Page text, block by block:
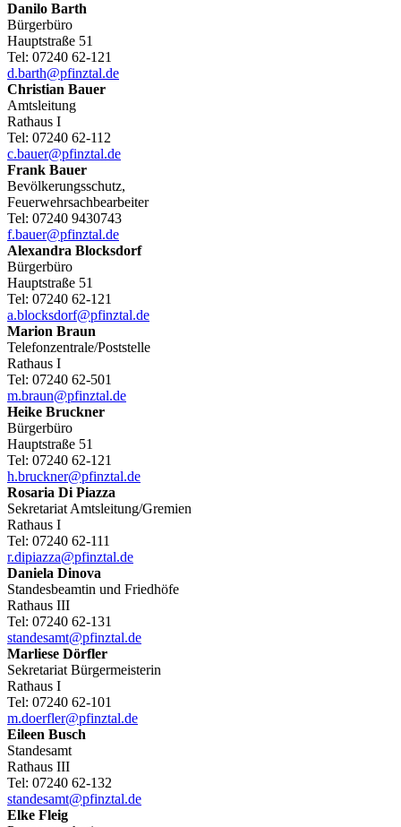
Danilo Barth
Bürgerbüro
Hauptstraße 51
Tel: 07240 62-121
d.barth@pfinztal.de
Christian Bauer
Amtsleitung
Rathaus I
Tel: 07240 62-112
c.bauer@pfinztal.de
Frank Bauer
Bevölkerungsschutz,
Feuerwehrsachbearbeiter
Tel: 07240 9430743
f.bauer@pfinztal.de
Alexandra Blocksdorf
Bürgerbüro
Hauptstraße 51
Tel: 07240 62-121
a.blocksdorf@pfinztal.de
Marion Braun
Telefonzentrale/Poststelle
Rathaus I
Tel: 07240 62-501
m.braun@pfinztal.de
Heike Bruckner
Bürgerbüro
Hauptstraße 51
Tel: 07240 62-121
h.bruckner@pfinztal.de
Rosaria Di Piazza
Sekretariat Amtsleitung/Gremien
Rathaus I
Tel: 07240 62-111
r.dipiazza@pfinztal.de
Daniela Dinova
Standesbeamtin und Friedhöfe
Rathaus III
Tel: 07240 62-131
standesamt@pfinztal.de
Marliese Dörfler
Sekretariat Bürgermeisterin
Rathaus I
Tel: 07240 62-101
m.doerfler@pfinztal.de
Eileen Busch
Standesamt
Rathaus III
Tel: 07240 62-132
standesamt@pfinztal.de
Elke Fleig